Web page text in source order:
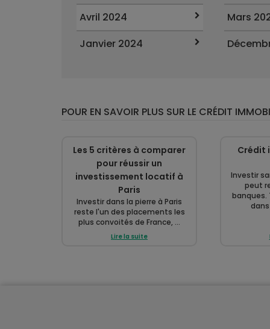
Avril 2024
Mars
Janvier 2024
POUR EN SAVOIR PLUS SUR LE CRÉDIT
Les 5 critères à comparer
pour réussir un
investissement locatif à
Paris
Investir dans la pierre à Paris
reste l'un des placements les
plus convoités de France, ...
Lire la suite
Crédit
Investir
peut
banques.